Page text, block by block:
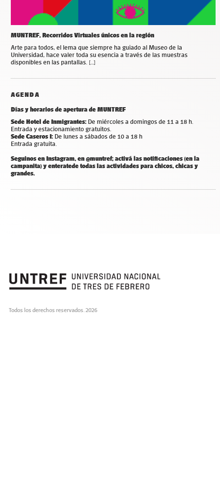
MUNTREF, Recorridos Virtuales únicos en la región
Arte para todos, el lema que siempre ha guiado al Museo de la
Universidad, hace valer toda su esencia a través de las muestras
disponibles en las pantallas. […]
AGENDA
Días y horarios de apertura de MUNTREF
Sede Hotel de Inmigrantes: De miércoles a domingos de 11 a 18 h.
Entrada y estacionamiento gratuitos.
Sede Caseros I: De lunes a sábados de 10 a 18 h
Entrada gratuita.
Seguinos en Instagram, en @muntref; activá las notificaciones (en la
campanita) y enteratede todas las actividades para chicos, chicas y
grandes.
Todos los derechos reservados. 2026